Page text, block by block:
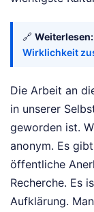
🔗 Weiterlesen:
Wirklichkeit
Die Arbeit an
in unserer
geworden ist.
anonym. Es
öffentliche
Recherche. Es
Aufklärung.